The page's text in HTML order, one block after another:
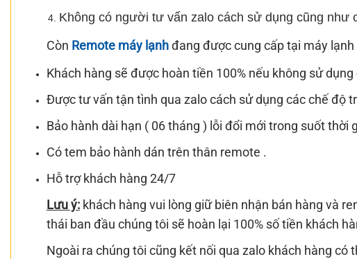
Không có người tư vấn zalo cách sử dụng cũng như
Còn Remote máy lạnhđang được cung cấp tại máy lạnh
Khách hàng sẽ được hoàn tiền 100% nếu không sử
Được tư vấn tận tình qua zalo cách sử dụng các chế độ
Bảo hành dài hạn ( 06 tháng ) lỗi đổi mới trong suốt
Có tem bảo hành dán trên thân remote .
Hỗ trợ khách hàng 24/7
Lưu ý:khách hàng vui lòng giữ biên nhận bán hàng và
thái ban đầu chúng tôi sẽ hoàn lại 100% số tiền khách
Ngoài ra chúng tôi cũng kết nối qua zalo khách hàng